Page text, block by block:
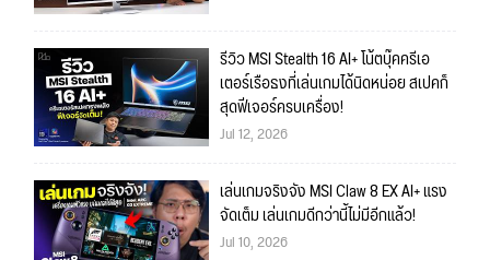
รีวิว MSI Stealth 16 AI+ โน้ตบุ๊คครีเอ
เตอร์เรือธงที่เล่นเกมได้นิดหน่อย สเปคก็
สุดฟีเจอร์ครบเครื่อง!
Jul 12, 2026
เล่นเกมจริงจัง MSI Claw 8 EX AI+ แรง
จัดเต็ม เล่นเกมดีกว่านี้ไม่มีอีกแล้ว!
Jul 10, 2026